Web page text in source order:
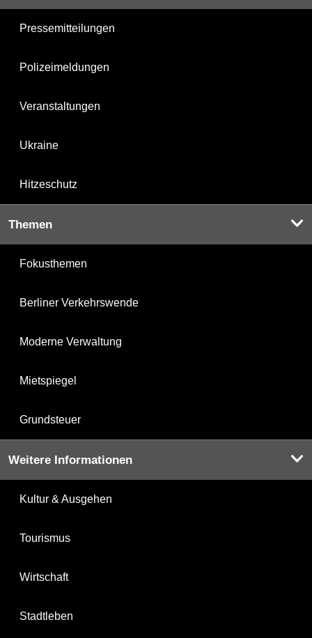
Pressemitteilungen
Polizeimeldungen
Veranstaltungen
Ukraine
Hitzeschutz
Themen
Fokusthemen
Berliner Verkehrswende
Moderne Verwaltung
Mietspiegel
Grundsteuer
Weitere Informationen
Kultur & Ausgehen
Tourismus
Wirtschaft
Stadtleben